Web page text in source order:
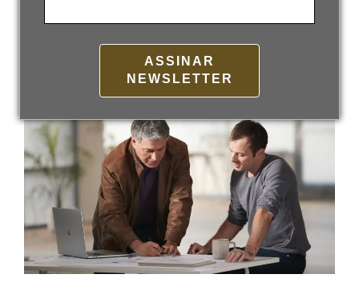
ASSINAR
NEWSLETTER
14 de abril de 2026 Poradmin